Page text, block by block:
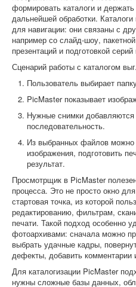
формировать каталоги и
дальнейшей обработки.
для навигации: они связаны с
например со слайд-шоу,
презентаций и подготовкой
Сценарий работы с каталогом
Пользователь выбирает
PicMaster показывает
Нужные снимки добавляются
последовательность.
Из выбранных файлов можно
изображения, подготовить
результат.
Просмотрщик в PicMaster
процесса. Это не просто окно
стартовая точка, из которой
редактированию, фильтрам,
печати. Такой подход особенно
фотоархивами: сначала можно
выбрать удачные кадры,
дефекты, добавить комментарии
Для каталогизации PicMaster
нужны сложные базы данных,